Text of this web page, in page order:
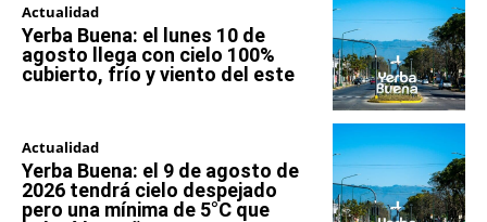
Actualidad
Yerba Buena: el lunes 10 de
agosto llega con cielo 100%
cubierto, frío y viento del este
Actualidad
Yerba Buena: el 9 de agosto de
2026 tendrá cielo despejado
pero una mínima de 5°C que